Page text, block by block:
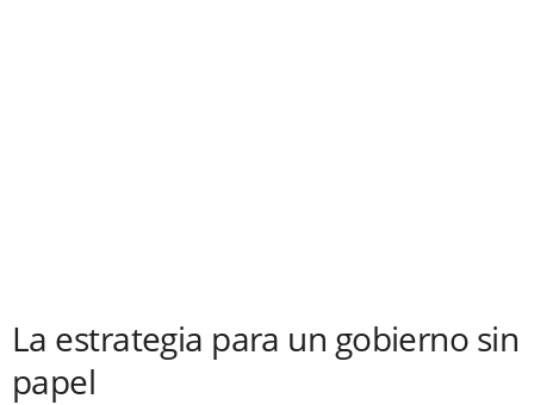
La estrategia para un gobierno sin
papel